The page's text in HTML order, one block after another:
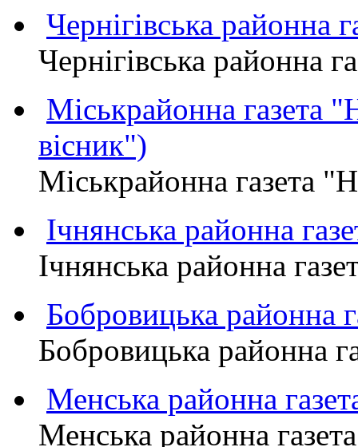
Чернігівська
Чернігівська
Міськрайонна
вісник")
Міськрайонна газета
Ічнянська районна
Ічнянська районна
Бобровицька
Бобровицька
Менська районна
Менська районна